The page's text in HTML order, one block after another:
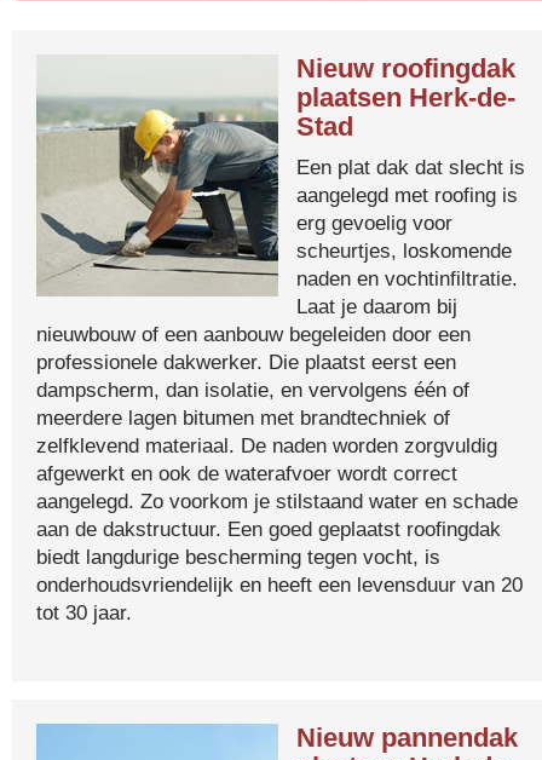
Nieuw roofingdak
plaatsen Herk-de-
Stad
Een plat dak dat slecht is
aangelegd met roofing is
erg gevoelig voor
scheurtjes, loskomende
naden en vochtinfiltratie.
Laat je daarom bij
nieuwbouw of een aanbouw begeleiden door een
professionele dakwerker. Die plaatst eerst een
dampscherm, dan isolatie, en vervolgens één of
meerdere lagen bitumen met brandtechniek of
zelfklevend materiaal. De naden worden zorgvuldig
afgewerkt en ook de waterafvoer wordt correct
aangelegd. Zo voorkom je stilstaand water en schade
aan de dakstructuur. Een goed geplaatst roofingdak
biedt langdurige bescherming tegen vocht, is
onderhoudsvriendelijk en heeft een levensduur van 20
tot 30 jaar.
Nieuw pannendak